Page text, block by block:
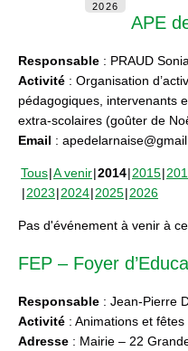
2026
APE
Responsable : PRAUD
Activité : Organisation
pédagogiques, intervenants
extra-scolaires (goûter de
Email :
Tous A venir 2014 2015
2023 2024 2025 2026
Pas d'événement à venir à ce
FEP – Foyer
Responsable : Jean-Pierre
Activité : Animations et
Adresse : Mairie – 22